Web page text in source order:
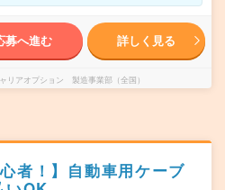
募へ進む 詳しく見る
リアオプション 製造事業部（全国）
者！】自動車用ケーブ